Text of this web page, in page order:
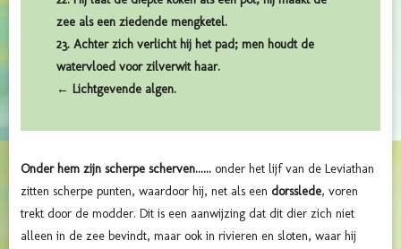
zee als een ziedende mengketel.
23. Achter zich verlicht hij het pad; men houdt de
watervloed voor zilverwit haar.
← Lichtgevende algen.
Onder hem zijn scherpe scherven...... onder het lijf van de Leviathan
zitten scherpe punten, waardoor hij, net als een dorsslede, voren
trekt door de modder. Dit is een aanwijzing dat dit dier zich niet
alleen in de zee bevindt, maar ook in rivieren en sloten, waar hij